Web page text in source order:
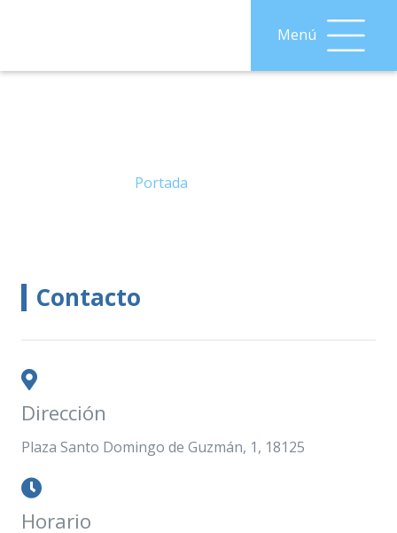
Menú
Portada
Contacto
Dirección
Plaza Santo Domingo de Guzmán, 1, 18125
Horario